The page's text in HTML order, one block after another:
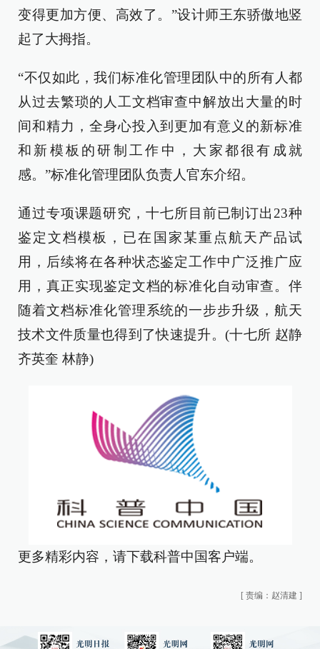
变得更加方便、高效了。”设计师王东骄傲地竖
起了大拇指。
“不仅如此，我们标准化管理团队中的所有人都
从过去繁琐的人工文档审查中解放出大量的时
间和精力，全身心投入到更加有意义的新标准
和新模板的研制工作中，大家都很有成就
感。”标准化管理团队负责人官东介绍。
通过专项课题研究，十七所目前已制订出23种
鉴定文档模板，已在国家某重点航天产品试
用，后续将在各种状态鉴定工作中广泛推广应
用，真正实现鉴定文档的标准化自动审查。伴
随着文档标准化管理系统的一步步升级，航天
技术文件质量也得到了快速提升。(十七所 赵静
齐英奎 林静)
更多精彩内容，请下载科普中国客户端。
[ 责编：赵清建 ]